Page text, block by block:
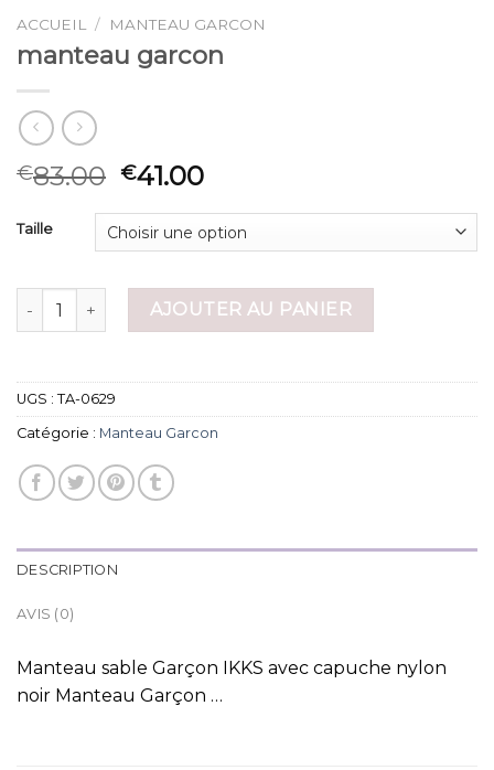
ACCUEIL / MANTEAU GARCON
manteau garcon
€83.00 €41.00
Taille
quantité de manteau garconAJOUTER AU PANIER
UGS : TA-0629
Catégorie : Manteau Garcon
DESCRIPTION
AVIS (0)
Manteau sable Garçon IKKS avec capuche nylon
noir Manteau Garçon …